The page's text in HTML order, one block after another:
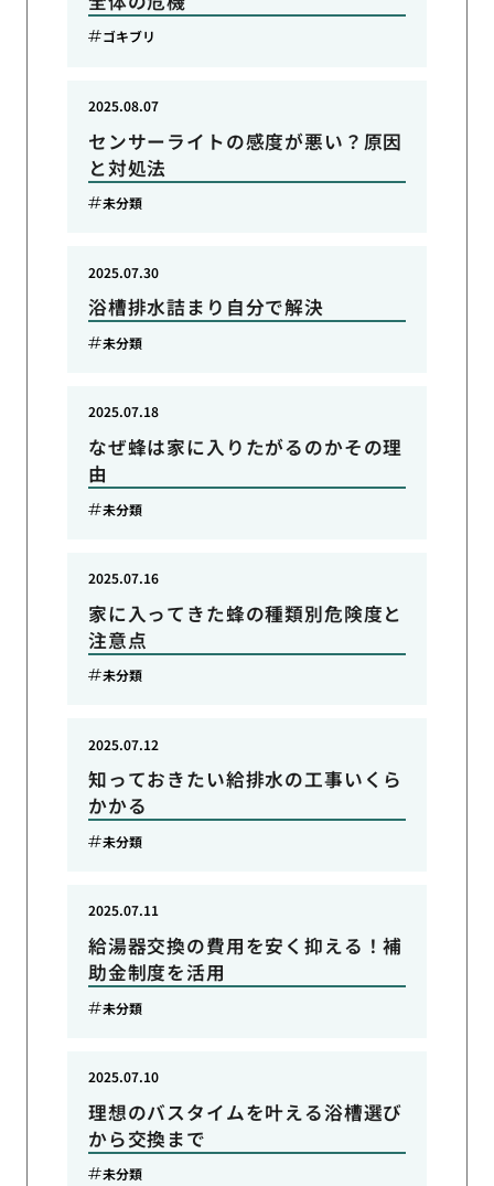
ゴキブリ
センサーライトの感度が悪い？原因
と対処法
2025.08.07
未分類
浴槽排水詰まり自分で解決
2025.07.30
未分類
なぜ蜂は家に入りたがるのかその理
由
2025.07.18
未分類
家に入ってきた蜂の種類別危険度と
注意点
2025.07.16
未分類
知っておきたい給排水の工事いくら
かかる
2025.07.12
未分類
給湯器交換の費用を安く抑える！補
助金制度を活用
2025.07.11
未分類
理想のバスタイムを叶える浴槽選び
から交換まで
2025.07.10
未分類